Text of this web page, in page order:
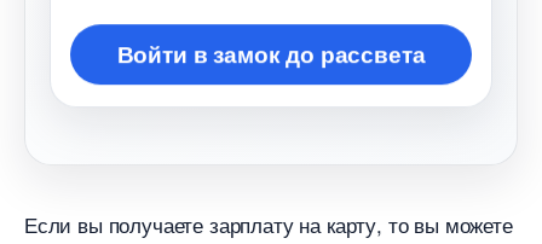
ойти в замок до рассвета
Если вы получаете зарплату на карту, то вы можете